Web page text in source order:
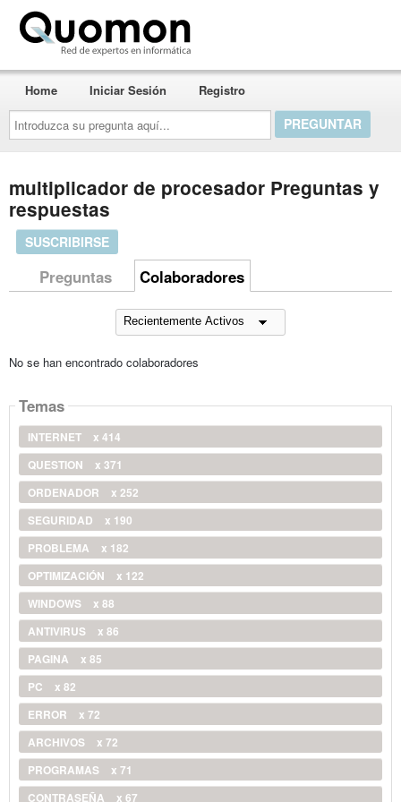
Introduzca
su
pregunta
aquí...
Home Iniciar Sesión Registro
multiplicador de procesador Preguntas y
respuestas
SUSCRIBIRSE
Preguntas Colaboradores
No se han encontrado colaboradores
Temas
INTERNET
x 414
QUESTION
x 371
ORDENADOR
x 252
SEGURIDAD
x 190
PROBLEMA
x 182
OPTIMIZACIÓN
x 122
WINDOWS
x 88
ANTIVIRUS
x 86
PAGINA
x 85
PC
x 82
ERROR
x 72
ARCHIVOS
x 72
PROGRAMAS
x 71
CONTRASEÑA
x 67